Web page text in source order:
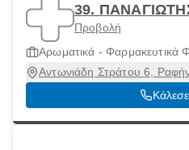
39.
Προβολή
Αρωματικά - Φαρμακευτικά
Αντωνιάδη Στράτου 6,